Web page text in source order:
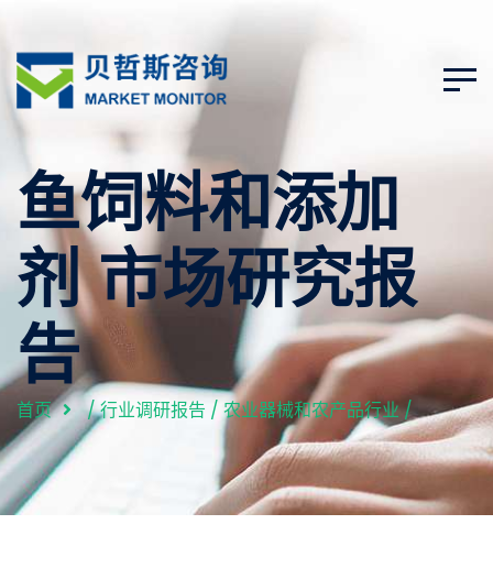
鱼饲料和添加
剂 市场研究报
告
首页 /行业调研报告 / 农业器械和农产品行业/